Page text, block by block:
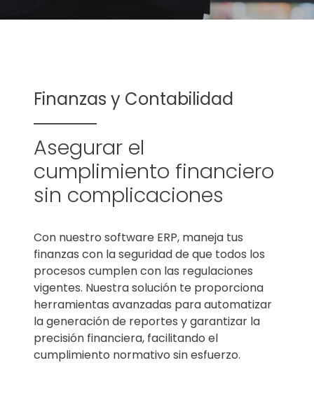
Finanzas y Contabilidad
Asegurar el
cumplimiento financiero
sin complicaciones
Con nuestro software ERP, maneja tus
finanzas con la seguridad de que todos los
procesos cumplen con las regulaciones
vigentes. Nuestra solución te proporciona
herramientas avanzadas para automatizar
la generación de reportes y garantizar la
precisión financiera, facilitando el
cumplimiento normativo sin esfuerzo.